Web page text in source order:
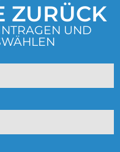
ZURÜCK
UND